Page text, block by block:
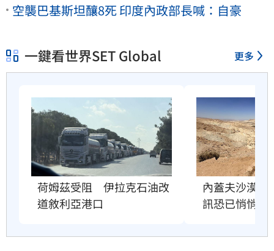
空襲巴基斯坦釀8死 印度內政部長喊：自豪
一鍵看世界SET Global 更多
荷姆茲受阻　伊拉克石油改
道敘利亞港口
內蓋夫沙漠奇
訊恐已悄悄逼